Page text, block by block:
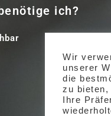
ich?
Wir
unserer
die
zu bieten,
Ihre